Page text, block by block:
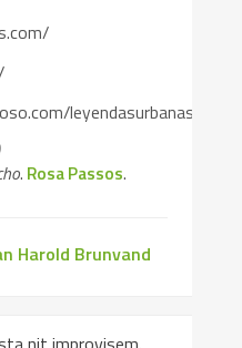
leyendasurbanas.php
. Rosa Passos.
Harold Brunvand